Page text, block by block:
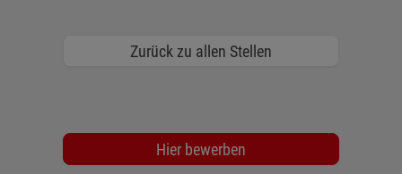
Zurück zu allen Stellen
Hier bewerben